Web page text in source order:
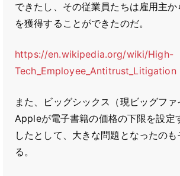
できたし、その従業員たちは雇用主
を獲得することができたのだ。
https://en.wikipedia.org/wiki/High-
Tech_Employee_Antitrust_Litigation
また、ビッグシックス（現ビッグファ
Appleが電子書籍の価格の下限を設定
したとして、大きな問題となったの
る。